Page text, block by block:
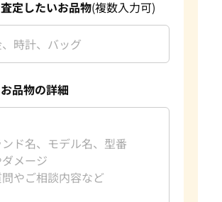
査定したいお品物(複数入力可)
お品物の詳細